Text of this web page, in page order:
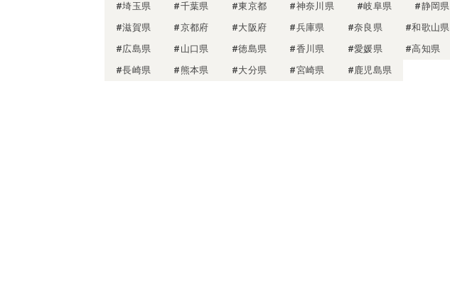
#埼玉県
#千葉県 #東京都 #神奈川県 #岐阜県 #静岡県
#滋賀県
#京都府 #大阪府 #兵庫県 #奈良県 #和歌山県
#広島県
#山口県 #徳島県 #香川県 #愛媛県 #高知県
#長崎県
#熊本県 #大分県 #宮崎県 #鹿児島県